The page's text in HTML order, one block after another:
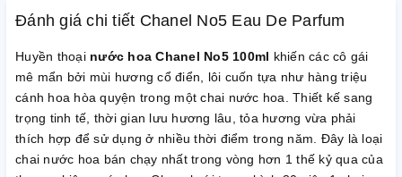
Đánh giá chi tiết Chanel No5 Eau De Parfum
Huyền thoại nước hoa Chanel No5 100ml khiến các cô gái
mê mẩn bởi mùi hương cổ điển, lôi cuốn tựa như hàng triệu
cánh hoa hòa quyện trong một chai nước hoa. Thiết kế sang
trọng tinh tế, thời gian lưu hương lâu, tỏa hương vừa phải
thích hợp để sử dụng ở nhiều thời điểm trong năm. Đây là loại
chai nước hoa bán chạy nhất trong vòng hơn 1 thế kỷ qua của